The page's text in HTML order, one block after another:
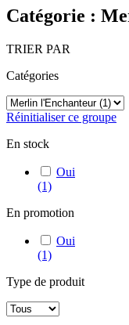
Catégorie :
TRIER PAR
Catégories
Réinitialiser ce groupe
En stock
Oui
(1)
En promotion
Oui
(1)
Type de produit